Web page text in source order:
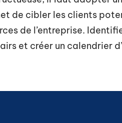
de cibler les clients
de l’entreprise.
et créer un calendrier